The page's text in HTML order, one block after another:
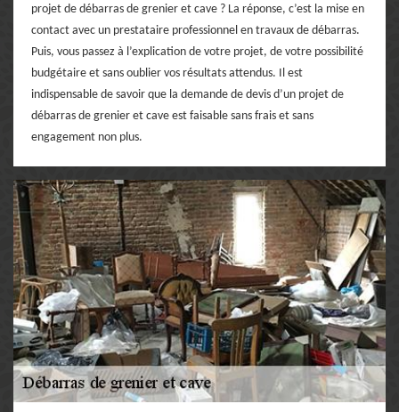
projet de débarras de grenier et cave ? La réponse, c’est la mise en
contact avec un prestataire professionnel en travaux de débarras.
Puis, vous passez à l’explication de votre projet, de votre possibilité
budgétaire et sans oublier vos résultats attendus. Il est
indispensable de savoir que la demande de devis d’un projet de
débarras de grenier et cave est faisable sans frais et sans
engagement non plus.